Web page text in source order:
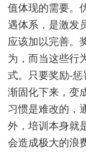
值体现的需要。
遇体系，是激发
应该加以完善。
为，而当这些行
式。只要奖励-
渐固化下来，变
习惯是难改的，
外，培训本身就
会造成极大的浪